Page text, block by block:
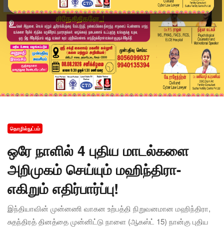
தொழில்நுட்பம்
ஒரே நாளில் 4 புதிய மாடல்களை
அறிமுகம் செய்யும் மஹிந்திரா-
எகிறும் எதிர்பார்ப்பு!
இந்தியாவின் முன்னணி வாகன உற்பத்தி நிறுவனமான மஹிந்திரா,
சுதந்திரத் தினத்தை முன்னிட்டு நாளை (ஆகஸ்ட் 15) நான்கு புதிய